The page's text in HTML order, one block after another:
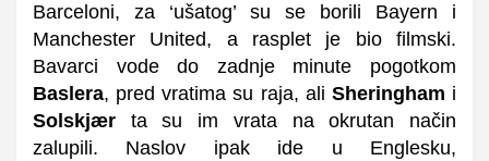
Barceloni, za ‘ušatog’ su se borili Bayern i
Manchester United, a rasplet je bio filmski.
Bavarci vode do zadnje minute pogotkom
Baslera, pred vratima su raja, ali Sheringham i
Solskjær ta su im vrata na okrutan način
zalupili. Naslov ipak ide u Englesku,